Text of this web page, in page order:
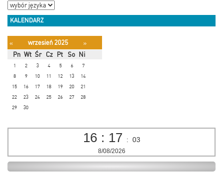
KALENDARZ
« wrzesień 2025
»
Pn Wt Śr Cz Pt So Ni
1 2 3 4 5 6
7
8
9 10 11 12 13
14
15
16 17 18 19 20
21
22
23 24 25 26 27
28
29
30
16 : 17 : 04
8/08/2026